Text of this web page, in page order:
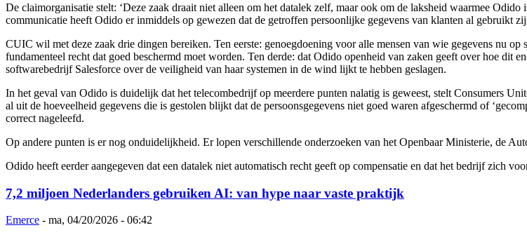
De claimorganisatie stelt: ‘Deze zaak draait niet alleen om het datalek zelf, maar ook om de laksheid waarmee
communicatie heeft Odido er inmiddels op gewezen dat de getroffen persoonlijke gegevens van klanten al gebruikt
CUIC wil met deze zaak drie dingen bereiken. Ten eerste: genoegdoening voor alle mensen van wie gegevens nu
fundamenteel recht dat goed beschermd moet worden. Ten derde: dat Odido openheid van zaken geeft over hoe dit
softwarebedrijf Salesforce over de veiligheid van haar systemen in de wind lijkt te hebben geslagen.
In het geval van Odido is duidelijk dat het telecombedrijf op meerdere punten nalatig is geweest, stelt Consumers
al uit de hoeveelheid gegevens die is gestolen blijkt dat de persoonsgegevens niet goed waren afgeschermd of
correct nageleefd.
Op andere punten is er nog onduidelijkheid. Er lopen verschillende onderzoeken van het Openbaar Ministerie, de
Odido heeft eerder aangegeven dat een datalek niet automatisch recht geeft op compensatie en dat het bedrijf zich
7,2 miljoen Nederlanders gebruiken AI: van hype naar vaste praktijk
Emerce - ma, 04/20/2026 - 06:42